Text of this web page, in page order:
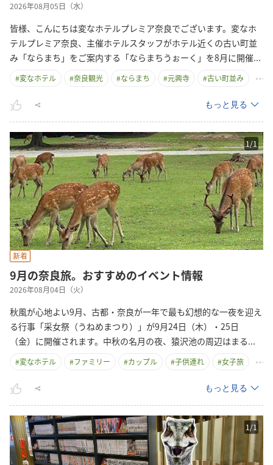
2026年08月05日（水）
皆様、こんにちは変なホテルプレミア奈良でございます。変なホ
テルプレミア奈良、主催ホテルスタッフがホテル近くの古い町並
み「ならまち」をご案内する「ならまちうぉーく」を8月に開催...
#変なホテル #奈良観光 #ならまち #元興寺 #古い町並み
もっと見る
1/1
新着
9月の奈良旅。おすすめのイベント情報
2026年08月04日（火）
秋風が心地よい9月、古都・奈良が一年で最も幻想的な一夜を迎え
る行事「采女祭（うねめまつり）」が9月24日（木）・25日
（金）に開催されます。中秋の名月の夜、猿沢池の周辺はまる...
#変なホテル #ファミリー #カップル #子供連れ #女子旅
もっと見る
1/1